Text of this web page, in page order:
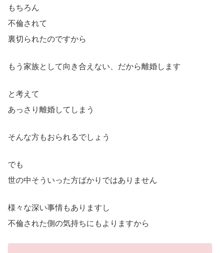
もちろん
不倫されて
裏切られたのですから
もう家族として向き合えない、だから離婚します
と考えて
あっさり離婚してしまう
そんな方もおられるでしょう
でも
世の中そういった方ばかりではありません
様々な深い事情もありますし
不倫された側の気持ちにもよりますから